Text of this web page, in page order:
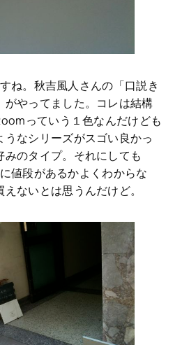
ね。秋吉風人さんの「口説き
がやってました。コレは結構
っていう１色なんだけども
うなシリーズがスゴい良かっ
みのタイプ。それにしても
値段があるかよくわからな
ないとは思うんだけど。